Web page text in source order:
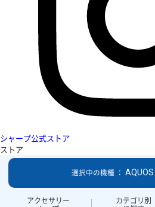
シャープ公式ストア
ストア
アクセサリー
カテゴリ別
選択中の機種 ：